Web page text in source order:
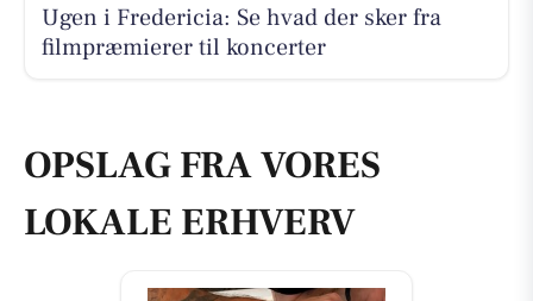
Ugen i Fredericia: Se hvad der sker fra
filmpræmierer til koncerter
OPSLAG FRA VORES
LOKALE ERHVERV